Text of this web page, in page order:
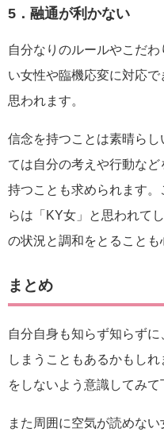
5．融通が利かない
自分なりのルールやこだ
い女性や臨機応変に対応
思われます。
信念を持つことは素晴ら
ては自分の考えや行動な
持つことも求められます
らは「KY女」と思われて
の状況と調和をとることも
まとめ
自分自身も知らず知らず
しまうこともあるかもし
をしないよう意識してみて
また周囲に空気が読めな